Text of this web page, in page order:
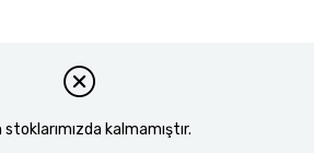
stoklarımızda kalmamıştır.